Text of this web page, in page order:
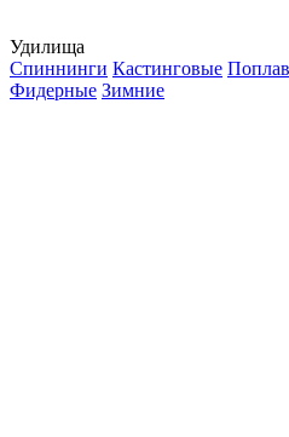
Удилища
Спиннинги Кастинговые
Фидерные Зимние